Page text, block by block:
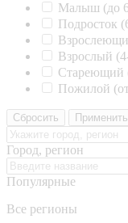
Малыш (до
Подросток
Взрослый
Стареющий
Пожилой
Сбросить Применить
Город, регион
Популярные
Все регионы